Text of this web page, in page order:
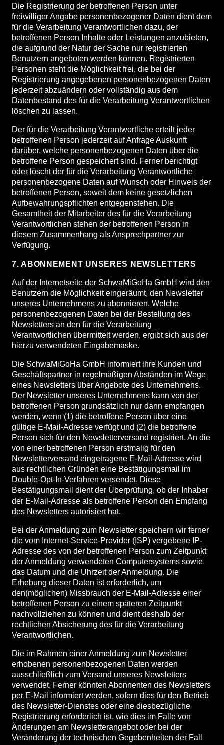
Die Registrierung der betroffenen Person unter
freiwilliger Angabe personenbezogener Daten dient dem
für die Verarbeitung Verantwortlichen dazu, der
betroffenen Person Inhalte oder Leistungen anzubieten,
die aufgrund der Natur der Sache nur registrierten
Benutzern angeboten werden können. Registrierten
Personen steht die Möglichkeit frei, die bei der
Registrierung angegebenen personenbezogenen Daten
jederzeit abzuändern oder vollständig aus dem
Datenbestand des für die Verarbeitung Verantwortlichen
löschen zu lassen.
Der für die Verarbeitung Verantwortliche erteilt jeder
betroffenen Person jederzeit auf Anfrage Auskunft
darüber, welche personenbezogenen Daten über die
betroffene Person gespeichert sind. Ferner berichtigt
oder löscht der für die Verarbeitung Verantwortliche
personenbezogene Daten auf Wunsch oder Hinweis der
betroffenen Person, soweit dem keine gesetzlichen
Aufbewahrungspflichten entgegenstehen. Die
Gesamtheit der Mitarbeiter des für die Verarbeitung
Verantwortlichen stehen der betroffenen Person in
diesem Zusammenhang als Ansprechpartner zur
Verfügung.
7. ABONNEMENT UNSERES NEWSLETTERS
Auf der Internetseite der SchwaMiGoHa GmbH wird den
Benutzern die Möglichkeit eingeräumt, den Newsletter
unseres Unternehmens zu abonnieren. Welche
personenbezogenen Daten bei der Bestellung des
Newsletters an den für die Verarbeitung
Verantwortlichen übermittelt werden, ergibt sich aus der
hierzu verwendeten Eingabemaske.
Die SchwaMiGoHa GmbH informiert ihre Kunden und
Geschäftspartner in regelmäßigen Abständen im Wege
eines Newsletters über Angebote des Unternehmens.
Der Newsletter unseres Unternehmens kann von der
betroffenen Person grundsätzlich nur dann empfangen
werden, wenn (1) die betroffene Person über eine
gültige E-Mail-Adresse verfügt und (2) die betroffene
Person sich für den Newsletterversand registriert. An die
von einer betroffenen Person erstmalig für den
Newsletterversand eingetragene E-Mail-Adresse wird
aus rechtlichen Gründen eine Bestätigungsmail im
Double-Opt-In-Verfahren versendet. Diese
Bestätigungsmail dient der Überprüfung, ob der Inhaber
der E-Mail-Adresse als betroffene Person den Empfang
des Newsletters autorisiert hat.
Bei der Anmeldung zum Newsletter speichern wir ferner
die vom Internet-Service-Provider (ISP) vergebene IP-
Adresse des von der betroffenen Person zum Zeitpunkt
der Anmeldung verwendeten Computersystems sowie
das Datum und die Uhrzeit der Anmeldung. Die
Erhebung dieser Daten ist erforderlich, um
den(möglichen) Missbrauch der E-Mail-Adresse einer
betroffenen Person zu einem späteren Zeitpunkt
nachvollziehen zu können und dient deshalb der
rechtlichen Absicherung des für die Verarbeitung
Verantwortlichen.
Die im Rahmen einer Anmeldung zum Newsletter
erhobenen personenbezogenen Daten werden
ausschließlich zum Versand unseres Newsletters
verwendet. Ferner könnten Abonnenten des Newsletters
per E-Mail informiert werden, sofern dies für den Betrieb
des Newsletter-Dienstes oder eine diesbezügliche
Registrierung erforderlich ist, wie dies im Falle von
Änderungen am Newsletterangebot oder bei der
Veränderung der technischen Gegebenheiten der Fall